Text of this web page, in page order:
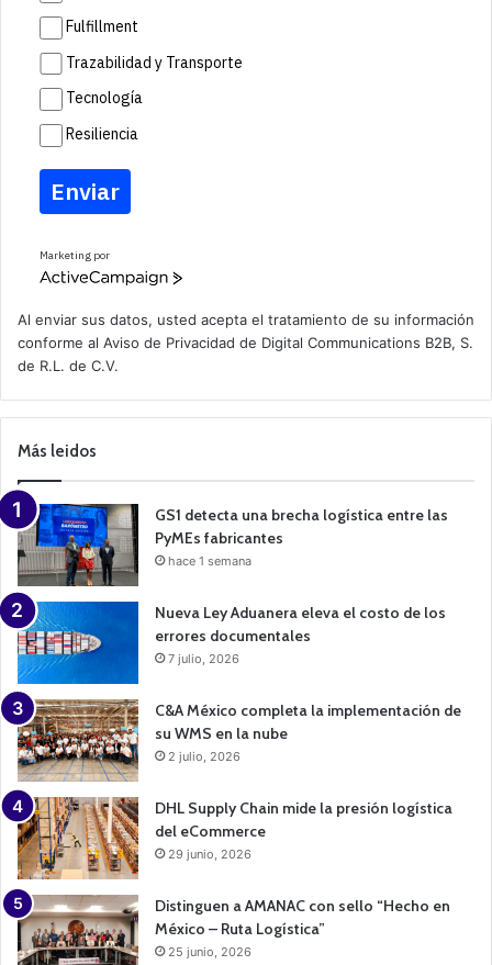
Fulfillment
Trazabilidad y Transporte
Tecnología
Resiliencia
Enviar
Marketing por
A
v
e
a
m
a
n
Al enviar sus datos, usted acepta el tratamiento de su información
conforme al Aviso de Privacidad de Digital Communications B2B, S.
de R.L. de C.V.
Más leidos
GS1 detecta una brecha logística entre las
PyMEs fabricantes
hace 1 semana
Nueva Ley Aduanera eleva el costo de los
errores documentales
7 julio, 2026
C&A México completa la implementación de
su WMS en la nube
2 julio, 2026
DHL Supply Chain mide la presión logística
del eCommerce
29 junio, 2026
Distinguen a AMANAC con sello “Hecho en
México – Ruta Logística”
25 junio, 2026